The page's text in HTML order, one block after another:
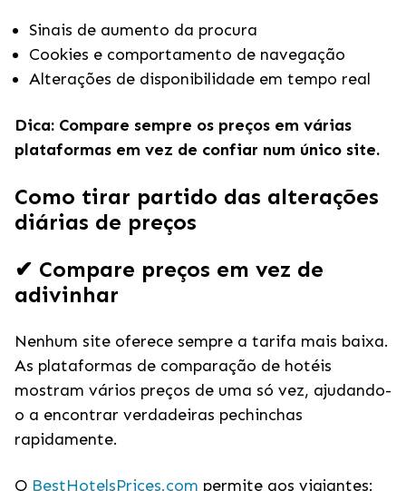
Sinais de aumento da procura
Cookies e comportamento de navegação
Alterações de disponibilidade em tempo real
Dica: Compare sempre os preços em várias
plataformas em vez de confiar num único site.
Como tirar partido das alterações
diárias de preços
✔ Compare preços em vez de
adivinhar
Nenhum site oferece sempre a tarifa mais baixa.
As plataformas de comparação de hotéis
mostram vários preços de uma só vez, ajudando-
o a encontrar verdadeiras pechinchas
rapidamente.
O BestHotelsPrices.com permite aos viajantes: